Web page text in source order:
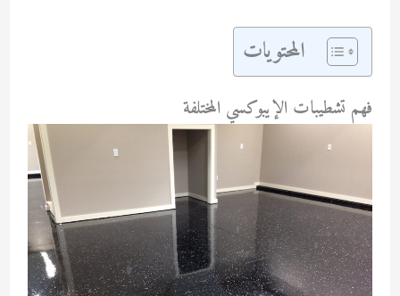
المحتويات
فهم تشطيبات الإيبوكسي المختلفة